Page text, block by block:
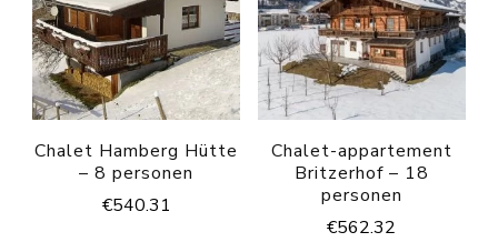
Chalet Hamberg Hütte
– 8 personen
€540.31
Chalet-appartement
Britzerhof – 18
personen
€562.32